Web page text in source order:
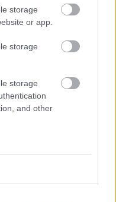
storage
or app.
storage
storage
and other
még a királyi
házát egyszer
amikor nem
királyné.
felesége mindent
finomlényű
királyné.
nem volt, kinek
annyi
benne - így